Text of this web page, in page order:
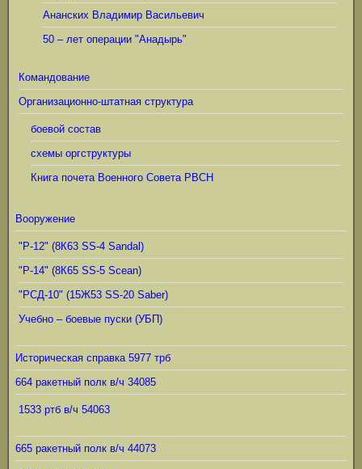
Ананских Владимир Васильевич
50 – лет операции "Анадырь"
Командование
Организационно-штатная структура
боевой состав
схемы оргструктуры
Книга почета Военного Совета РВСН
Вооружение
"Р-12" (8К63 SS-4 Sandal)
"Р-14" (8К65 SS-5 Scean)
"РСД-10" (15Ж53 SS-20 Saber)
Учебно – боевые пуски (УБП)
Историческая справка 5977 трб
664 ракетный полк в/ч 34085
1533 ртб в/ч 54063
665 ракетный полк в/ч 44073